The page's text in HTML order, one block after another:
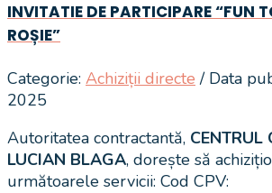
INVITATIE DE PARTICIPARE “FUN
ROȘIE”
Categorie: Achiziții directe / Data
2025
Autoritatea contractantă, CENTRUL
LUCIAN BLAGA, dorește să
următoarele servicii: Cod CPV: